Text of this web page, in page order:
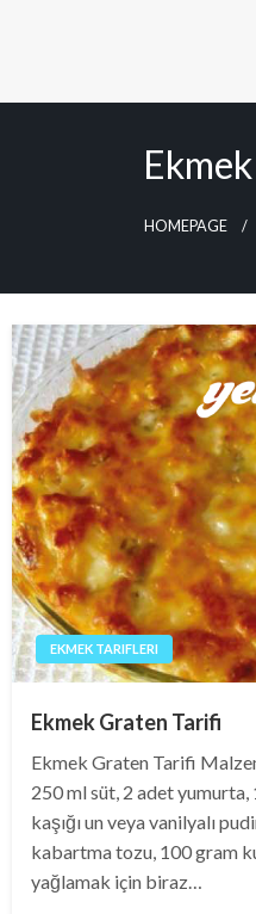
HOMEPAGE
EKMEK TARIFLERI
Ekmek Graten Tarifi
Ekmek Graten Tarifi
250 ml süt, 2 adet
kaşığı un veya vanilyalı
kabartma tozu, 100 gram
yağlamak için biraz…